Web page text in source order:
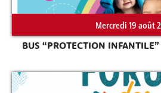
Rechercher sur
Mercredi 19 août
BUS “PROTECTION